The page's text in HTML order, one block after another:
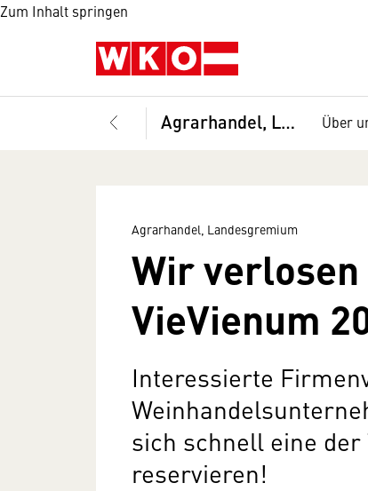
Zum Inhalt springen
Agrarhandel, Landesgremium Über
Agrarhandel, Landesgremium
Wir
VieVienum
Interessierte
sich schnell eine der
reservieren!